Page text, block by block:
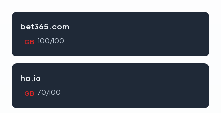
bet365.com
GB 100/100
ho.io
GB 70/100